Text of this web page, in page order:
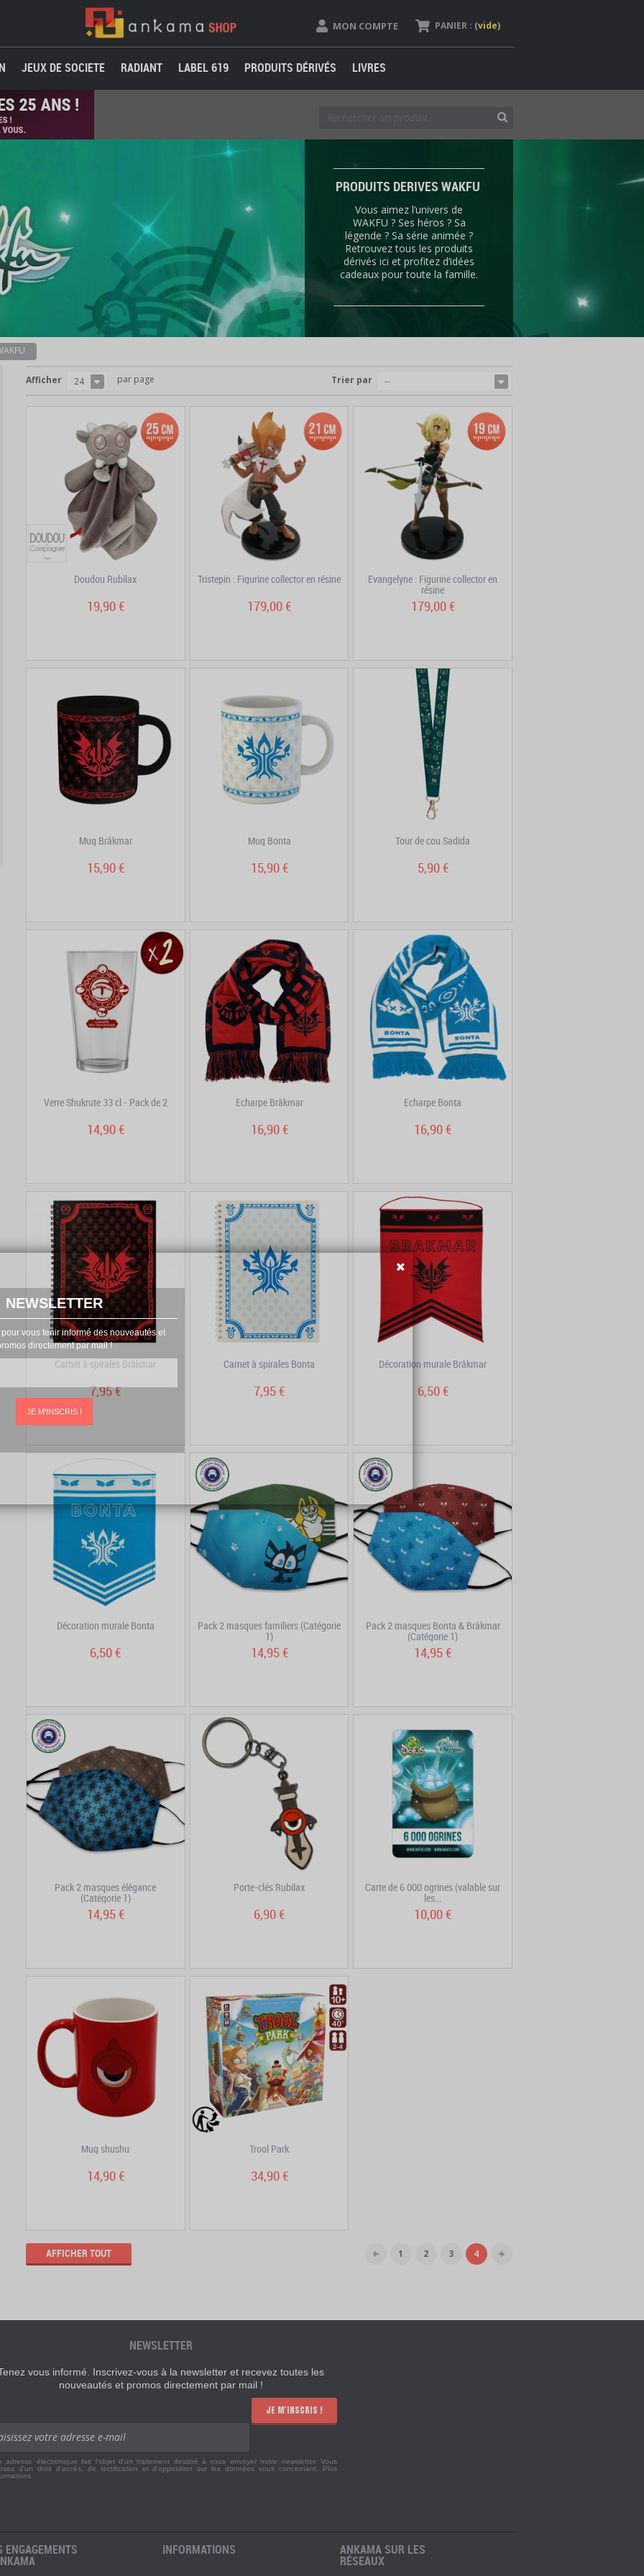
NEWSLETTER
vous tenir informé des nouveautés et
directement par mail !
JE M'INSCRIS !
PANIER : (vide)
MON COMPTE
JEUX DE SOCIETE RADIANT LABEL 619 PRODUITS DÉRIVÉS LIVRES
PRODUITS DERIVES WAKFU
Vous aimez l’univers de
WAKFU ? Ses héros ? Sa
légende ? Sa série animée ?
Retrouvez tous les produits
dérivés ici et profitez d’idées
cadeaux pour toute la famille.
Trier par --
Afficher 24 par page
Doudou Rubilax
19,90 €
Tristepin : Figurine collector en résine
179,00 €
Evangelyne : Figurine collector en
résine
179,00 €
Mug Brâkmar
15,90 €
Mug Bonta
15,90 €
Tour de cou Sadida
5,90 €
Verre Shukrute 33 cl - Pack de 2
14,90 €
Echarpe Brâkmar
16,90 €
Echarpe Bonta
16,90 €
Carnet à spirales Brâkmar
7,95 €
Carnet à spirales Bonta
7,95 €
Décoration murale Brâkmar
6,50 €
Décoration murale Bonta
6,50 €
Pack 2 masques familiers (Catégorie
1)
14,95 €
Pack 2 masques Bonta & Brâkmar
(Catégorie 1)
14,95 €
Pack 2 masques élégance
(Catégorie 1)
14,95 €
Porte-clés Rubilax
6,90 €
Carte de 6 000 ogrines (valable sur
les...
10,00 €
Mug shushu
14,90 €
Trool Park
34,90 €
1 2 3 4
AFFICHER TOUT
NEWSLETTER
vous informé. Inscrivez-vous à la newsletter et recevez toutes les
nouveautés et promos directement par mail !
JE M'INSCRIS !
adresse électronique fait l'objet d'un traitement destiné à vous envoyer notre newsletter. Vous
d'un droit d'accès, de rectification et d'opposition sur les données vous concernant. Plus
ENGAGEMENTS INFORMATIONS ANKAMA SUR LES
RÉSEAUX